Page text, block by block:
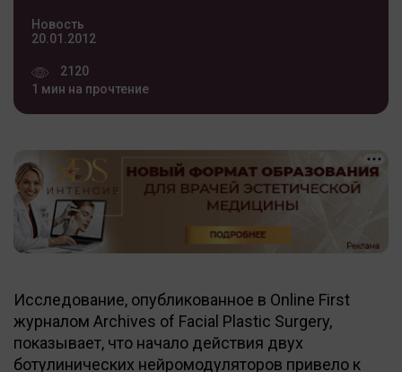
Новость
20.01.2012
2120
1 мин на прочтение
Исследование, опубликованное в Online First
журналом Archives of Facial Plastic Surgery,
показывает, что начало действия двух
ботулинических нейромодуляторов привело к